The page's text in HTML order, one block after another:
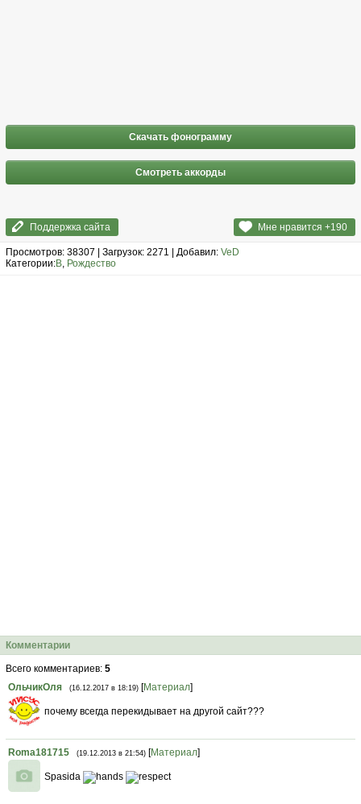
Скачать фонограмму
Смотреть аккорды
Мне нравится +190
Поддержка сайта
Просмотров: 38307 | Загрузок: 2271 | Добавил: VeD
Категории:В, Рождество
Комментарии
Всего комментариев: 5
ОльчикОля
(16.12.2017 в 18:19) [Материал]
почему всегда перекидывает на другой сайт???
Roma181715 (19.12.2013 в 21:54) [Материал]
Spasida